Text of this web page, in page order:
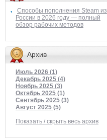
Способы пополнения Steam из
России в 2026 году — полный
обзор рабочих методов
Архив
Июль 2026 (1)
Декабрь 2025 (4)
Ноябрь 2025 (3)
Октябрь 2025 (1)
Сентябрь 2025 (3)
Август 2025 (5)
Показать / скрыть весь архив